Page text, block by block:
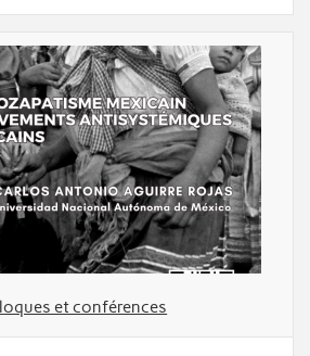
et conférences